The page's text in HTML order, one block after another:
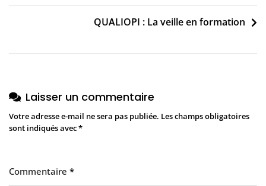
QUALIOPI : La veille en formation
Laisser un commentaire
Votre adresse e-mail ne sera pas publiée. Les champs obligatoires
sont indiqués avec*
Commentaire *